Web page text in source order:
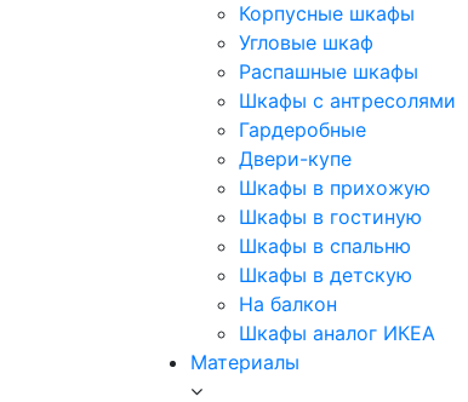
Корпусные шкафы
Угловые шкаф
Распашные шкафы
Шкафы с антресолями
Гардеробные
Двери-купе
Шкафы в прихожую
Шкафы в гостиную
Шкафы в спальню
Шкафы в детскую
На балкон
Шкафы аналог ИКЕА
Материалы